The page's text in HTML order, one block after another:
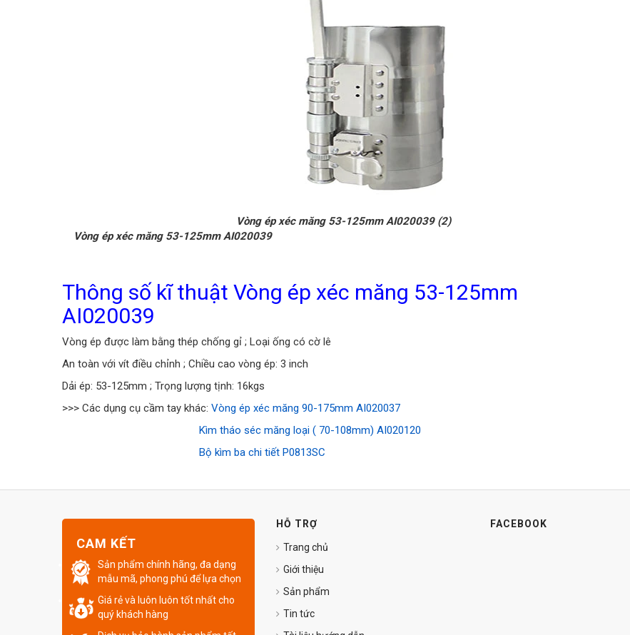
Vòng ép xéc măng 53-125mm AI020039 (2)
Vòng ép xéc măng 53-125mm AI020039
Thông số kĩ thuật Vòng ép xéc măng 53-125mm
AI020039
Vòng ép được làm bằng thép chống gỉ ; Loại ống có cờ lê
An toàn với vít điều chỉnh ; Chiều cao vòng ép: 3 inch
Dải ép: 53-125mm ; Trọng lượng tịnh: 16kgs
>>> Các dụng cụ cầm tay khác: Vòng ép xéc măng 90-175mm AI020037
Kìm tháo séc măng loại ( 70-108mm) AI020120
Bộ kìm ba chi tiết P0813SC
CAM KẾT
Sản phẩm chính hãng, đa dạng
mẫu mã, phong phú để lựa chọn
Giá rẻ và luôn luôn tốt nhất cho
quý khách hàng
HỖ TRỢ
Trang chủ
Giới thiệu
Sản phẩm
Tin tức
FACEBOOK